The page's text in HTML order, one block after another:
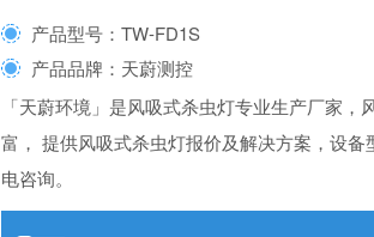
产品型号：TW-FD1S
产品品牌：天蔚测控
「天蔚环境」是风吸式杀虫灯专业生产厂家
富， 提供风吸式杀虫灯报价及解决方案，设
电咨询。